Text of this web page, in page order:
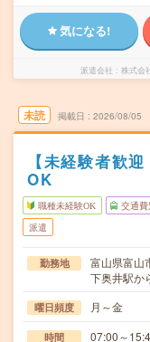
気になる!
派遣会社 株式会
未読 掲載日 2026/08/05
【未経験者歓
OK
職種未経験OK 交通費
派遣
勤務地
富山県富山
下奥井駅か
曜日頻度 月～金
時間 07:00～